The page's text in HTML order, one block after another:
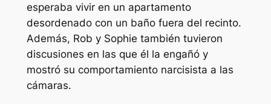
esperaba vivir en un apartamento
desordenado con un baño fuera del recinto.
Además, Rob y Sophie también tuvieron
discusiones en las que él la engañó y
mostró su comportamiento narcisista a las
cámaras.